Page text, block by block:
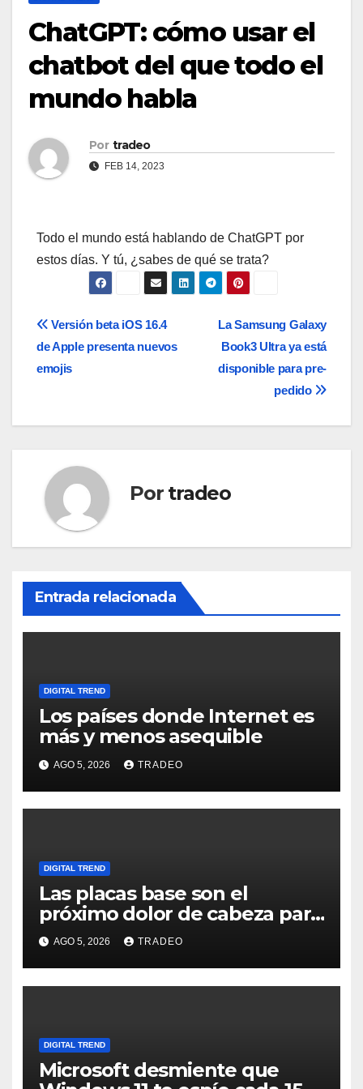
ChatGPT: cómo usar el
chatbot del que todo el
mundo habla
Por tradeo
FEB 14, 2023
Todo el mundo está hablando de ChatGPT por
estos días. Y tú, ¿sabes de qué se trata?
Navegación
de
La Samsung Galaxy
Book3 Ultra ya está
disponible para pre-
pedido
Versión beta iOS 16.4
de Apple presenta nuevos
emojis
Por tradeo
Entrada relacionada
DIGITAL TREND
Los países donde Internet es
más y menos asequible
AGO 5, 2026 TRADEO
DIGITAL TREND
Las placas base son el
próximo dolor de cabeza para
los usuarios
AGO 5, 2026 TRADEO
DIGITAL TREND
Microsoft desmiente que